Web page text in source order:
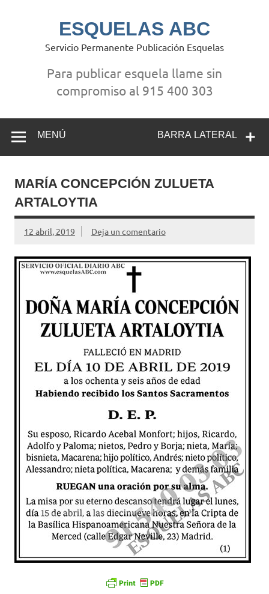
ESQUELAS ABC
Servicio Permanente Publicación Esquelas
Para publicar esquela llame sin
compromiso al 915 400 303
BARRA LATERAL
MENÚ
MARÍA CONCEPCIÓN ZULUETA
ARTALOYTIA
12 abril, 2019 Deja un comentario